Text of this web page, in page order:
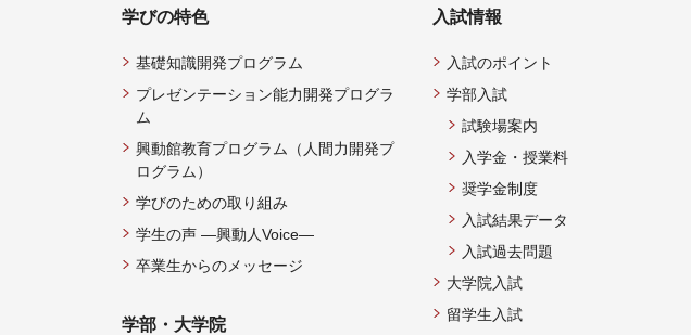
学びの特色
基礎知識開発プログラム
プレゼンテーション能力開発プログラ
ム
興動館教育プログラム（人間力開発プ
ログラム）
学びのための取り組み
学生の声 —興動人Voice—
卒業生からのメッセージ
学部・大学院
入試情報
入試のポイント
学部入試
試験場案内
入学金・授業料
奨学金制度
入試結果データ
入試過去問題
大学院入試
留学生入試